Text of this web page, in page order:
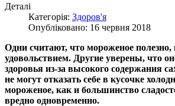
Деталі
Категорія: Здоров'я
Опубліковано: 16 червня 2018
Одни считают, что мороженое полезно,
удовольствием. Другие уверены, что
здоровья из-за высокого содержания
не могут отказать себе в кусочке
мороженое, как и большинство
вредно одновременно.